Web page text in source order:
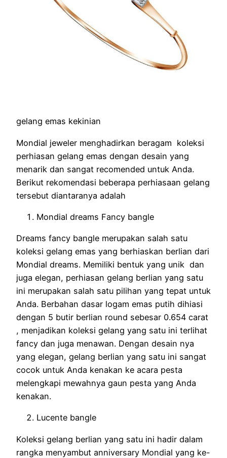
gelang emas kekinian
Mondial jeweler menghadirkan beragam koleksi
perhiasan gelang emas dengan desain yang
menarik dan sangat recomended untuk Anda.
Berikut rekomendasi beberapa perhiasaan gelang
tersebut diantaranya adalah
Mondial dreams Fancy bangle
Dreams fancy bangle merupakan salah satu
koleksi gelang emas yang berhiaskan berlian dari
Mondial dreams. Memiliki bentuk yang unik dan
juga elegan, perhiasan gelang berlian yang satu
ini merupakan salah satu pilihan yang tepat untuk
Anda. Berbahan dasar logam emas putih dihiasi
dengan 5 butir berlian round sebesar 0.654 carat
, menjadikan koleksi gelang yang satu ini terlihat
fancy dan juga menawan. Dengan desain nya
yang elegan, gelang berlian yang satu ini sangat
cocok untuk Anda kenakan ke acara pesta
melengkapi mewahnya gaun pesta yang Anda
kenakan.
Lucente bangle
Koleksi gelang berlian yang satu ini hadir dalam
rangka menyambut anniversary Mondial yang ke-